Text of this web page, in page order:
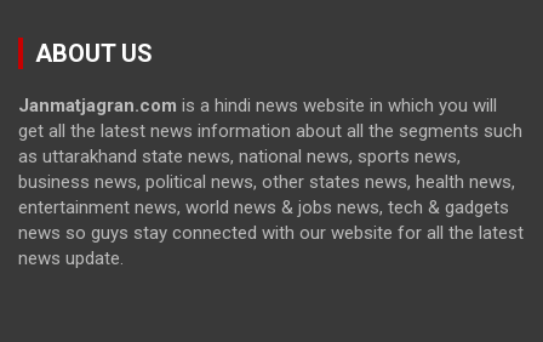
ABOUT US
Janmatjagran.com is a hindi news website in which you will
get all the latest news information about all the segments such
as uttarakhand state news, national news, sports news,
business news, political news, other states news, health news,
entertainment news, world news & jobs news, tech & gadgets
news so guys stay connected with our website for all the latest
news update.